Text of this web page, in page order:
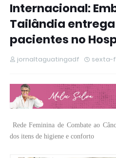
Internacional:
Tailândia
pacientes no
jornaltaguatingadf sexta-
Rede Feminina de Combate ao
dos itens de higiene e conforto